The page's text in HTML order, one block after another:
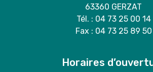
63360 GERZAT
Tél. : 04 73 25 00 14
Fax : 04 73 25 89 50
Horaires